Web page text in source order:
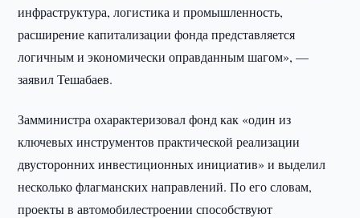
инфраструктура, логистика и промышленность,
расширение капитализации фонда представляется
логичным и экономически оправданным шагом», —
заявил Тешабаев.
Замминистра охарактеризовал фонд как «один из
ключевых инструментов практической реализации
двусторонних инвестиционных инициатив» и выделил
несколько флагманских направлений. По его словам,
проекты в автомобилестроении способствуют